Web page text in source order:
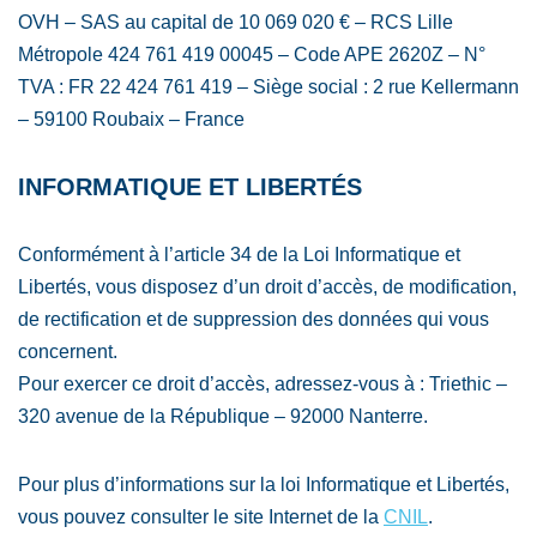
OVH – SAS au capital de 10 069 020 € – RCS Lille
Métropole 424 761 419 00045 – Code APE 2620Z – N°
TVA : FR 22 424 761 419 – Siège social : 2 rue Kellermann
– 59100 Roubaix – France
INFORMATIQUE ET LIBERTÉS
Conformément à l’article 34 de la Loi Informatique et
Libertés, vous disposez d’un droit d’accès, de modification,
de rectification et de suppression des données qui vous
concernent.
Pour exercer ce droit d’accès, adressez-vous à : Triethic –
320 avenue de la République – 92000 Nanterre.
Pour plus d’informations sur la loi Informatique et Libertés,
vous pouvez consulter le site Internet de la CNIL.